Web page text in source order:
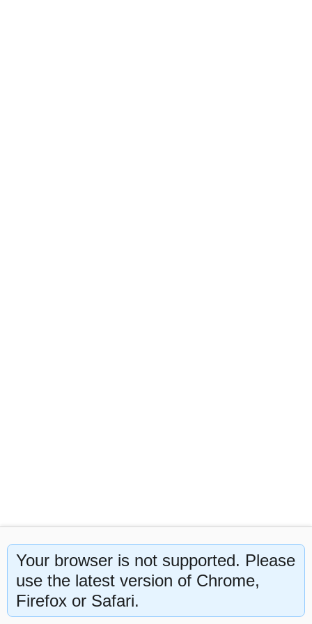
Продолжая использовать сайт, вы даёте
Согласие на
обработку файлов cookie . Без них - никак... Если вы не
согласны - покиньте сайт.
Отклонить Принять
Your browser is not supported. Please
use the latest version of Chrome,
Firefox or Safari.